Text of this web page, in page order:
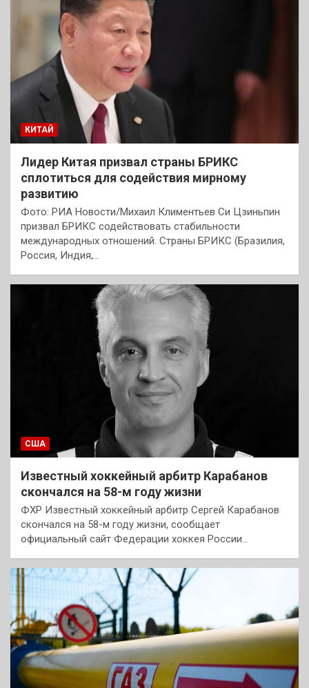
КИТАЙ
Лидер Китая призвал страны БРИКС
сплотиться для содействия мирному
развитию
Фото: РИА Новости/Михаил Климентьев Си Цзиньпин
призвал БРИКС содействовать стабильности
международных отношений. Страны БРИКС (Бразилия,
Россия, Индия,…
США
Известный хоккейный арбитр Карабанов
скончался на 58-м году жизни
ФХР Известный хоккейный арбитр Сергей Карабанов
скончался на 58-м году жизни, сообщает
официальный сайт Федерации хоккея России…